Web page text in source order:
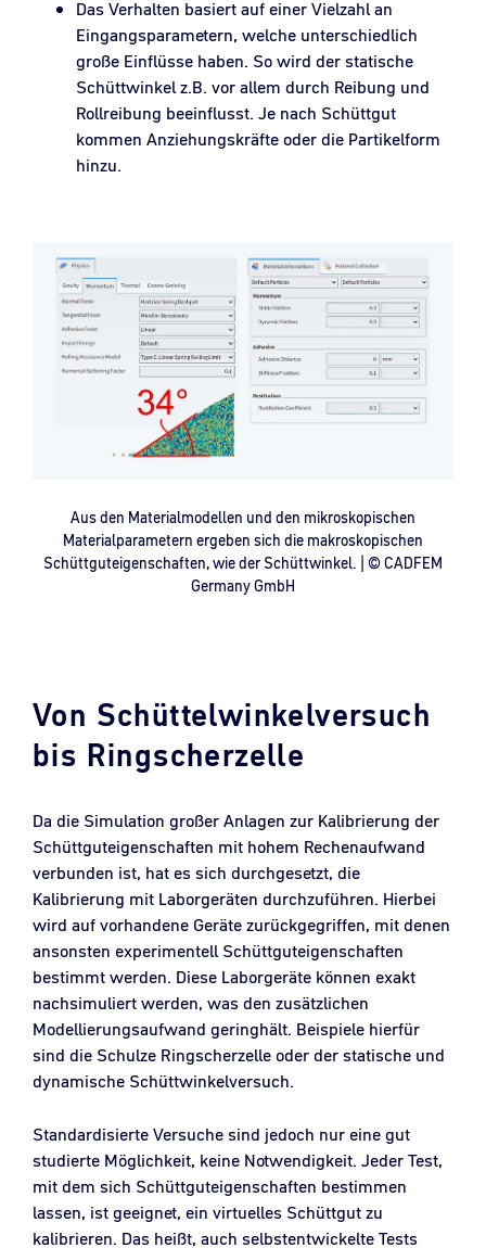
Das Verhalten basiert auf einer Vielzahl an
Eingangsparametern, welche unterschiedlich
große Einflüsse haben. So wird der statische
Schüttwinkel z.B. vor allem durch Reibung und
Rollreibung beeinflusst. Je nach Schüttgut
kommen Anziehungskräfte oder die Partikelform
hinzu.
Aus den Materialmodellen und den mikroskopischen
Materialparametern ergeben sich die makroskopischen
Schüttguteigenschaften, wie der Schüttwinkel. | © CADFEM
Germany GmbH
Von Schüttelwinkelversuch
bis Ringscherzelle
Da die Simulation großer Anlagen zur Kalibrierung der
Schüttguteigenschaften mit hohem Rechenaufwand
verbunden ist, hat es sich durchgesetzt, die
Kalibrierung mit Laborgeräten durchzuführen. Hierbei
wird auf vorhandene Geräte zurückgegriffen, mit denen
ansonsten experimentell Schüttguteigenschaften
bestimmt werden. Diese Laborgeräte können exakt
nachsimuliert werden, was den zusätzlichen
Modellierungsaufwand geringhält. Beispiele hierfür
sind die Schulze Ringscherzelle oder der statische und
dynamische Schüttwinkelversuch.
Standardisierte Versuche sind jedoch nur eine gut
studierte Möglichkeit, keine Notwendigkeit. Jeder Test,
mit dem sich Schüttguteigenschaften bestimmen
lassen, ist geeignet, ein virtuelles Schüttgut zu
kalibrieren. Das heißt, auch selbstentwickelte Tests